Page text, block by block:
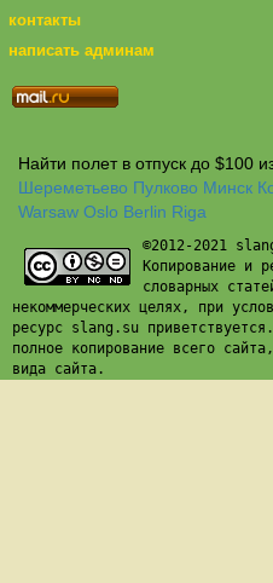
контакты
написать админам
Найти полет в отпуск до $100
Шереметьево Пулково Минск
Warsaw Oslo Berlin Riga
©2012-2021
Копирование и
словарных
некоммерческих целях, при
ресурс slang.su
полное копирование всего
вида сайта.